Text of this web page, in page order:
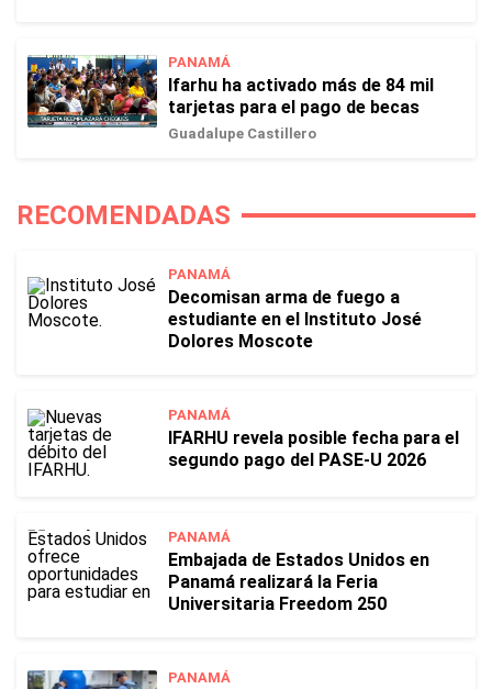
PANAMÁ
Ifarhu ha activado más de 84 mil
tarjetas para el pago de becas
Guadalupe Castillero
RECOMENDADAS
PANAMÁ
Decomisan arma de fuego a
estudiante en el Instituto José
Dolores Moscote
PANAMÁ
IFARHU revela posible fecha para el
segundo pago del PASE-U 2026
PANAMÁ
Embajada de Estados Unidos en
Panamá realizará la Feria
Universitaria Freedom 250
PANAMÁ